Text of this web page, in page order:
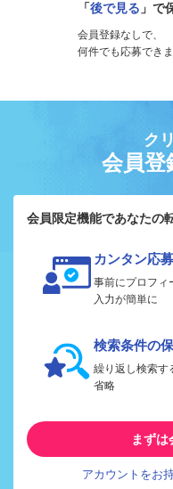
「後で見る 」で
会員登録なしで、
何件でも応募できま
ク
会員登
会員限定機能であなたの
カンタン応募
事前にプロフィ
入力が簡単に
検索条件の
繰り返し検索す
省略
まずは
アカウントをお